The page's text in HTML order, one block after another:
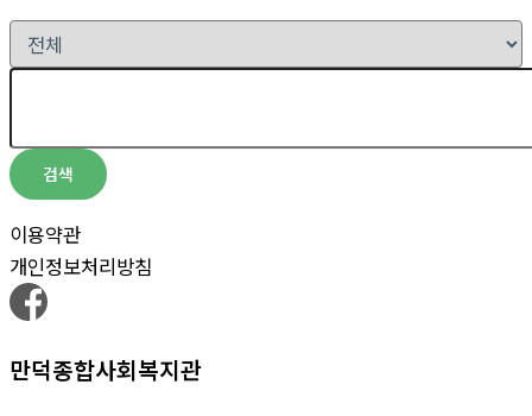
검색
이용약관
개인정보처리방침
만덕종합사회복지관